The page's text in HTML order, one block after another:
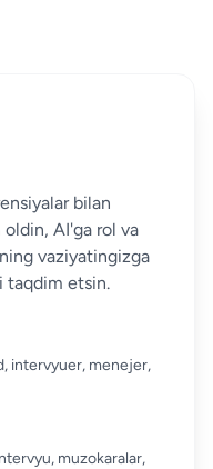
bilan
oldin, AI'ga rol va
vaziyatingizga
taqdim etsin.
intervyuer, menejer,
muzokaralar,